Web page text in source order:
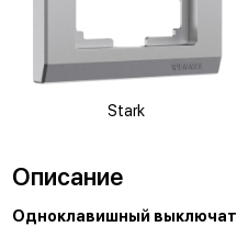
Stark
Описание
Одноклавишный